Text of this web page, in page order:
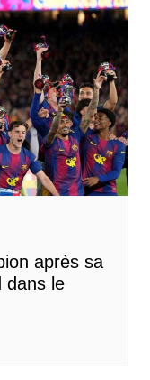
après sa
dans le